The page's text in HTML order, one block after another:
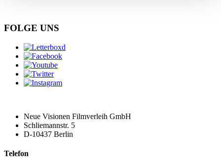
FOLGE UNS
Neue Visionen Filmverleih GmbH
Schliemannstr. 5
D-10437 Berlin
Telefon